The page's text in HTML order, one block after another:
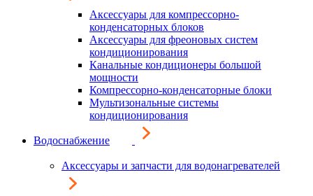
Аксессуары для компрессорно-
конденсаторных блоков
Аксессуары для фреоновых систем
кондиционирования
Канальные кондиционеры большой
мощности
Компрессорно-конденсаторные блоки
Мультизональные системы
кондиционирования
Водоснабжение
Аксессуары и запчасти для водонагревателей